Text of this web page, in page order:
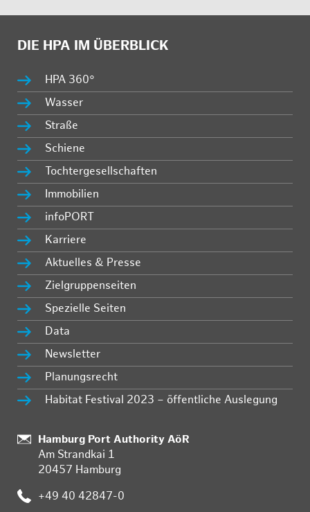
DIE HPA IM ÜBERBLICK
HPA 360°
Wasser
Straße
Schiene
Tochtergesellschaften
Immobilien
infoPORT
Karriere
Aktuelles & Presse
Zielgruppenseiten
Spezielle Seiten
Data
Newsletter
Planungsrecht
Habitat Festival 2023 – öffentliche Auslegung
:
Hamburg Port Authority AöR
Am Strandkai 1
20457 Hamburg
: +49 40 42847-0